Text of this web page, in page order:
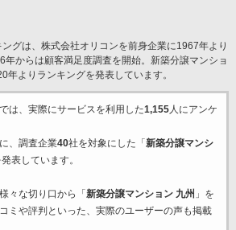
グは、株式会社オリコンを前身企業に1967年より
年からは顧客満足度調査を開始。新築分譲マンショ
年よりランキングを発表しています。
は、実際にサービスを利用した1,155人にアンケ
、調査企業40社を対象にした「 新築分譲マンシ
表しています。
々な切り口から「 新築分譲マンション 九州 」を
ミや評判といった、実際のユーザーの声も掲載